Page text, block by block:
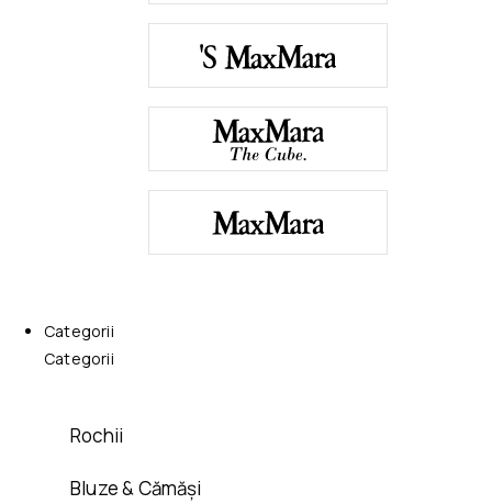
Categorii
Categorii
Rochii
Bluze & Cămăși